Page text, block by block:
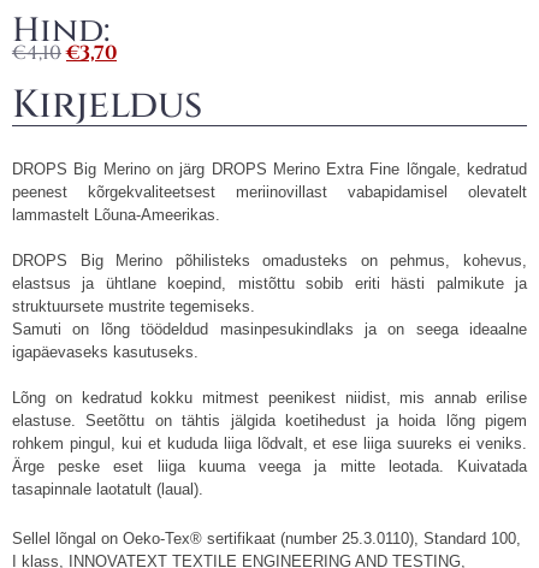
Hind:
€4,10€3,70
Kirjeldus
DROPS Big Merino on järg DROPS Merino Extra Fine lõngale, kedratud
peenest kõrgekvaliteetsest meriinovillast vabapidamisel olevatelt
lammastelt Lõuna-Ameerikas.
DROPS Big Merino põhilisteks omadusteks on pehmus, kohevus,
elastsus ja ühtlane koepind, mistõttu sobib eriti hästi palmikute ja
struktuursete mustrite tegemiseks.
Samuti on lõng töödeldud masinpesukindlaks ja on seega ideaalne
igapäevaseks kasutuseks.
Lõng on kedratud kokku mitmest peenikest niidist, mis annab erilise
elastuse. Seetõttu on tähtis jälgida koetihedust ja hoida lõng pigem
rohkem pingul, kui et kududa liiga lõdvalt, et ese liiga suureks ei veniks.
Ärge peske eset liiga kuuma veega ja mitte leotada. Kuivatada
tasapinnale laotatult (laual).
Sellel lõngal on Oeko-Tex® sertifikaat (number 25.3.0110), Standard 100,
I klass, INNOVATEXT TEXTILE ENGINEERING AND TESTING,